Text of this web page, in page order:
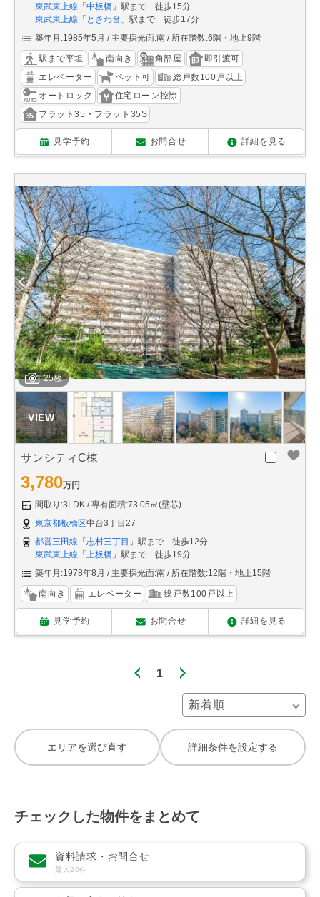
東武東上線 「 中板橋 」駅まで 徒歩15分
東武東上線 「 ときわ台 」駅まで 徒歩17分
築年月:1985年5月
主要採光面:南 所在階数:6階・地上9階
駅まで平坦 南向き 角部屋
即引渡可
エレベーター
ペット可
総戸数100戸以上
オートロック
住宅ローン控除
フラット35・フラット35S
見学予約 お問合せ 詳細を見る
25枚
サンシティC棟
3,780万円
間取り:3LDK
専有面積:73.05㎡(壁芯)
東京都板橋区中台3丁目27
都営三田線 「 志村三丁目 」駅まで 徒歩12分
東武東上線 「 上板橋 」駅まで 徒歩19分
築年月:1978年8月
主要採光面:南 所在階数:12階・地上15階
南向き エレベーター 総戸数100戸以上
見学予約 お問合せ 詳細を見る
1
エリアを選び直す 詳細条件を設定する
チェックした物件をまとめて
資料請求・お問合せ
最大20件